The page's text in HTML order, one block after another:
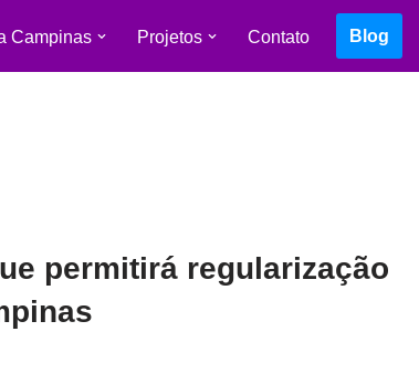
Campinas Projetos Contato Blog
permitirá regularização